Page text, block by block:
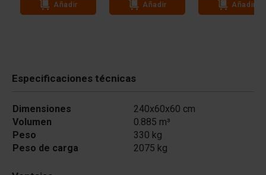
Añadir Añadir Añadir
Especificaciones técnicas
Dimensiones
240x60x60 cm
Volumen
0.885 m³
Peso
330 kg
Peso de carga
2075 kg